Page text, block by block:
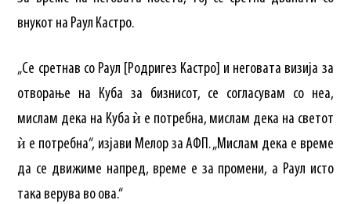
внукот на Раул Кастро.
„Се сретнав со Раул [Родригез Кастро] и неговата визија за
отворање на Куба за бизнисот, се согласувам со неа,
мислам дека на Куба ѝ е потребна, мислам дека на светот
ѝ е потребна“, изјави Мелор за АФП. „Мислам дека е време
да се движиме напред, време е за промени, а Раул исто
така верува во ова.“